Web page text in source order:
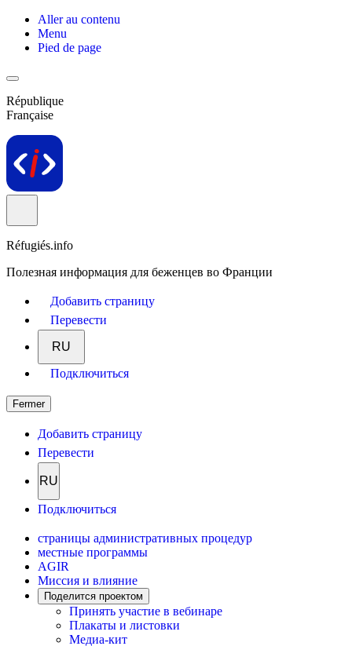
Aller au contenu
Menu
Pied de page
République
Française
Réfugiés.info
Полезная информация для беженцев во Франции
Добавить страницу
Перевести
RU
Подключиться
Fermer
Добавить страницу
Перевести
RU
Подключиться
страницы административных процедур
местные программы
AGIR
Миссия и влияние
Поделится проектом
Принять участие в вебинаре
Плакаты и листовки
Медиа-кит